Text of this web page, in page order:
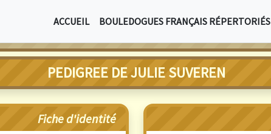
ACCUEIL BOULEDOGUES FRANÇAIS RÉPERTORIÉS
PEDIGREE DE JULIE SUVEREN
Fiche d'identité